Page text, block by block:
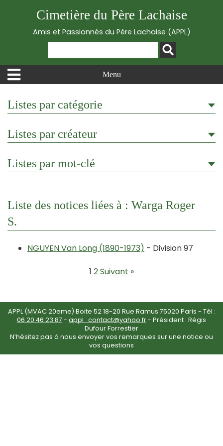
Cimetière du Père Lachaise
Amis et Passionnés du Père Lachaise (APPL)
Menu
Listes par catégorie
Listes par créateur
Listes par mot-clé
Liste des notices liées à : Warga Roger
S.
NGUYEN Van Long (1890-1973) - Division 97
1 2Suivant »
APPL (MVAC 20eme) Boite 52 18-20 Rue Ramus 75020 Paris - Tél :
06 20 46 23 87 - appl_contact@yahoo.fr- Président : Régis
Dufour Forrestier
N’hésitez pas à nous envoyer vos remarques sur une notice ou
vos questions